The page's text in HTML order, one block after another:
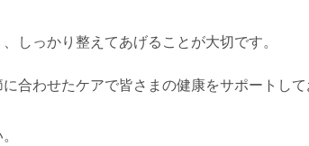
しっかり整えてあげることが大切です。
合わせたケアで皆さまの健康をサポートして